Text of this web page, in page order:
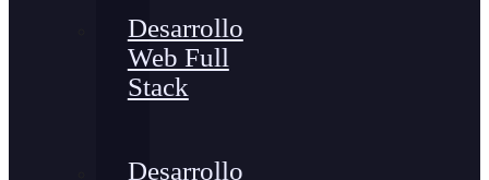
Desarrollo
Web Full
Stack
Desarrollo